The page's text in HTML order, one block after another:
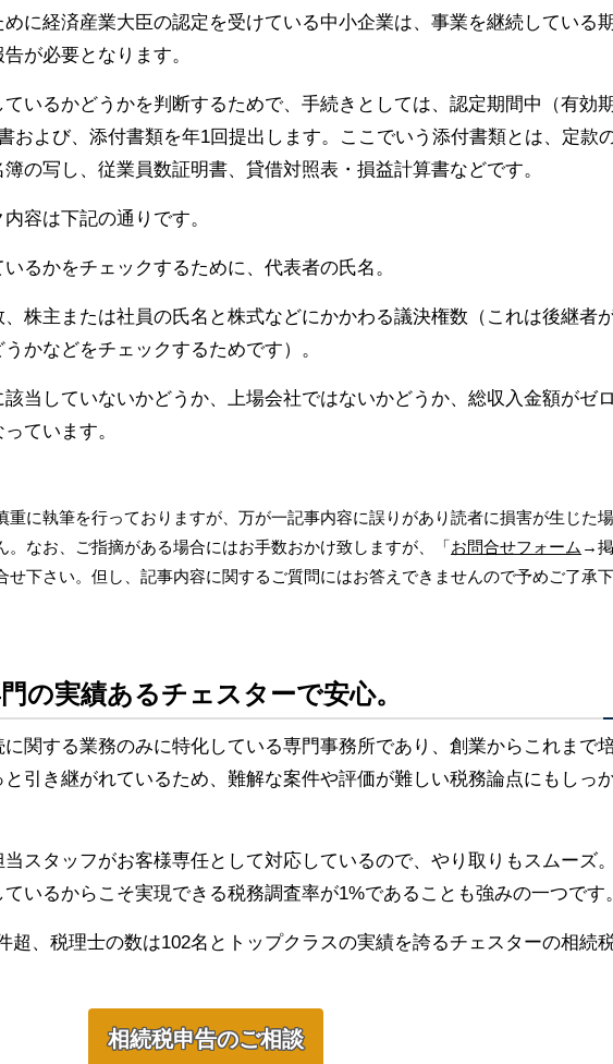
に経済産業大臣の認定を受けている中小企業は、事業を継続している
が必要となります。
いるかどうかを判断するためで、手続きとしては、認定期間中（有効
および、添付書類を年1回提出します。ここでいう添付書類とは、定款
の写し、従業員数証明書、貸借対照表・損益計算書などです。
容は下記の通りです。
るかをチェックするために、代表者の氏名。
株主または社員の氏名と株式などにかかわる議決権数（これは後継者
かなどをチェックするためです）。
当していないかどうか、上場会社ではないかどうか、総収入金額がゼ
ています。
に執筆を行っておりますが、万が一記事内容に誤りがあり読者に損害が生じた
。なお、ご指摘がある場合にはお手数おかけ致しますが、「お問合せフォーム →
せ下さい。但し、記事内容に関するご質問にはお答えできませんので予めご了承
の実績あるチェスターで安心。
関する業務のみに特化している専門事務所であり、創業からこれまで
引き継がれているため、難解な案件や評価が難しい税務論点にもしっ
スタッフがお客様専任として対応しているので、やり取りもスムーズ
いるからこそ実現できる税務調査率が1%であることも強みの一つです
超、税理士の数は102名とトップクラスの実績を誇るチェスターの相続
相続税申告のご相談